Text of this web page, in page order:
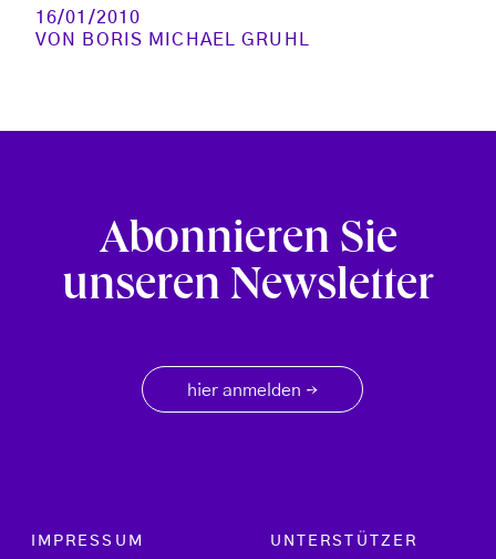
16/01/2010
VON
BORIS MICHAEL GRUHL
Abonnieren Sie
unseren Newsletter
hier anmelden →
Footer menu
IMPRESSUM
UNTERSTÜTZER